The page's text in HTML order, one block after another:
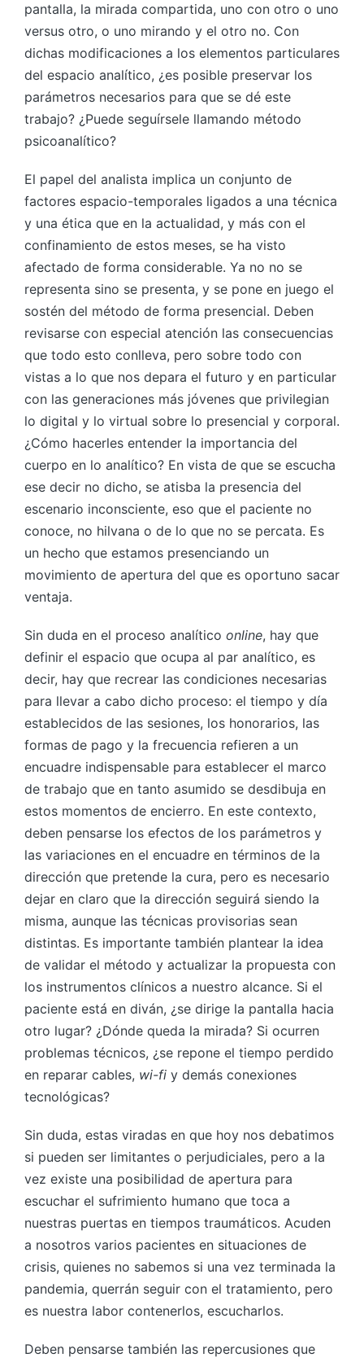
pantalla, la mirada compartida, uno con otro o uno
versus otro, o uno mirando y el otro no. Con
dichas modificaciones a los elementos particulares
del espacio analítico, ¿es posible preservar los
parámetros necesarios para que se dé este
trabajo? ¿Puede seguírsele llamando método
psicoanalítico?
El papel del analista implica un conjunto de
factores espacio-temporales ligados a una técnica
y una ética que en la actualidad, y más con el
confinamiento de estos meses, se ha visto
afectado de forma considerable. Ya no no se
representa sino se presenta, y se pone en juego el
sostén del método de forma presencial. Deben
revisarse con especial atención las consecuencias
que todo esto conlleva, pero sobre todo con
vistas a lo que nos depara el futuro y en particular
con las generaciones más jóvenes que privilegian
lo digital y lo virtual sobre lo presencial y corporal.
¿Cómo hacerles entender la importancia del
cuerpo en lo analítico? En vista de que se escucha
ese decir no dicho, se atisba la presencia del
escenario inconsciente, eso que el paciente no
conoce, no hilvana o de lo que no se percata. Es
un hecho que estamos presenciando un
movimiento de apertura del que es oportuno sacar
ventaja.
Sin duda en el proceso analítico online, hay que
definir el espacio que ocupa al par analítico, es
decir, hay que recrear las condiciones necesarias
para llevar a cabo dicho proceso: el tiempo y día
establecidos de las sesiones, los honorarios, las
formas de pago y la frecuencia refieren a un
encuadre indispensable para establecer el marco
de trabajo que en tanto asumido se desdibuja en
estos momentos de encierro. En este contexto,
deben pensarse los efectos de los parámetros y
las variaciones en el encuadre en términos de la
dirección que pretende la cura, pero es necesario
dejar en claro que la dirección seguirá siendo la
misma, aunque las técnicas provisorias sean
distintas. Es importante también plantear la idea
de validar el método y actualizar la propuesta con
los instrumentos clínicos a nuestro alcance. Si el
paciente está en diván, ¿se dirige la pantalla hacia
otro lugar? ¿Dónde queda la mirada? Si ocurren
problemas técnicos, ¿se repone el tiempo perdido
en reparar cables, wi-fi y demás conexiones
tecnológicas?
Sin duda, estas viradas en que hoy nos debatimos
si pueden ser limitantes o perjudiciales, pero a la
vez existe una posibilidad de apertura para
escuchar el sufrimiento humano que toca a
nuestras puertas en tiempos traumáticos. Acuden
a nosotros varios pacientes en situaciones de
crisis, quienes no sabemos si una vez terminada la
pandemia, querrán seguir con el tratamiento, pero
es nuestra labor contenerlos, escucharlos.
Deben pensarse también las repercusiones que